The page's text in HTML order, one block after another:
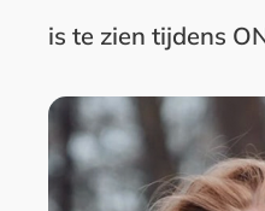
is te zien tijdens